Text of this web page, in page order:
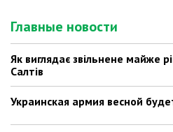
Главные новости
Як виглядає звільнене майже
Салтів
Украинская армия весной